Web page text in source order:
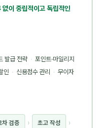
없이 중립적이고 독립적인
발급 전략 · 포인트·마일리지
인 · 신용점수 관리 · 무이자
차 검증 › 초고 작성 ›